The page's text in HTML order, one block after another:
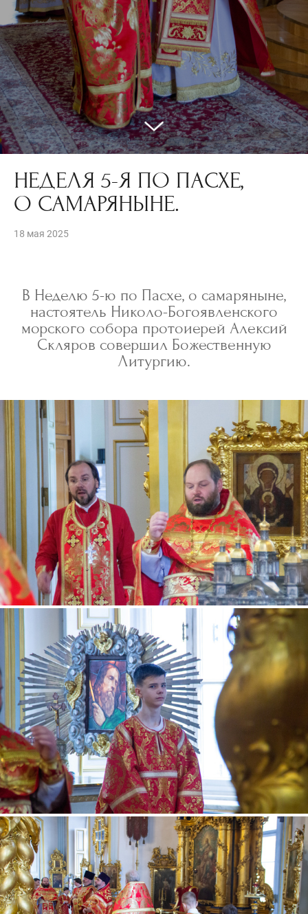
НЕДЕЛЯ 5-Я ПО ПАСХЕ,
О САМАРЯНЫНЕ.
18 мая 2025
В Неделю 5-ю по Пасхе, о самаряныне,
настоятель Николо-Богоявленского
морского собора протоиерей Алексий
Скляров совершил Божественную
Литургию.